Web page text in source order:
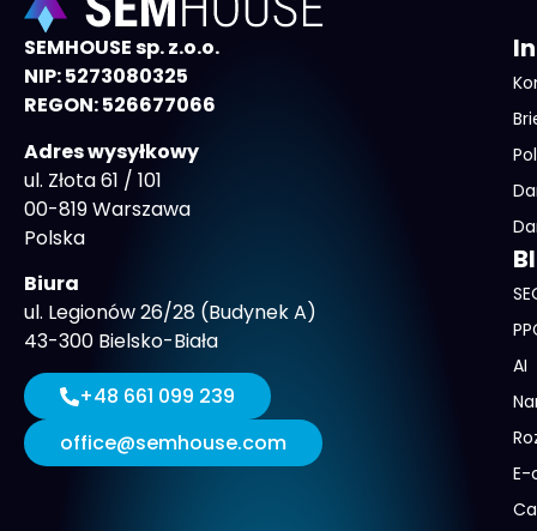
SEMHOUSE sp. z.o.o.
NIP: 5273080325
REGON: 526677066
Adres wysyłkowy
ul. Złota 61 / 101
00-819 Warszawa
Polska
Biura
ul. Legionów 26/28 (Budynek A)
43-300 Bielsko-Biała
+48 661 099 239
office@semhouse.com
AI